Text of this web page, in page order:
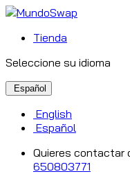
Tienda
Seleccione su idioma
Español
English
Español
Quieres contactar
650803771